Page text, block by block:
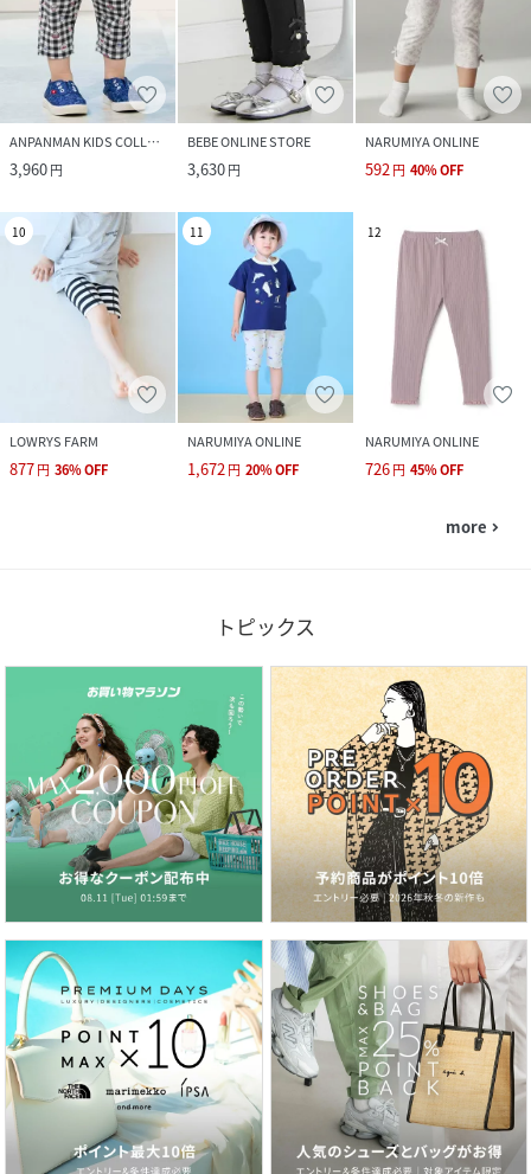
ANPANMAN KIDS COLLECTION
3,960円
BEBE ONLINE STORE
3,630円
NARUMIYA ONLINE
592円 40%OFF
10
LOWRYS FARM
877円 36%OFF
11
NARUMIYA ONLINE
1,672円 20%OFF
12
NARUMIYA ONLINE
726円 45%OFF
more navigate_next
トピックス